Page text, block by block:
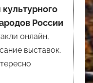
России
онлайн,
выставок,